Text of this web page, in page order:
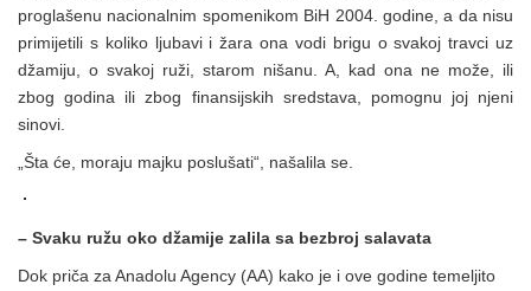
proglašenu nacionalnim spomenikom BiH 2004. godine, a da nisu
primijetili s koliko ljubavi i žara ona vodi brigu o svakoj travci uz
džamiju, o svakoj ruži, starom nišanu. A, kad ona ne može, ili
zbog godina ili zbog finansijskih sredstava, pomognu joj njeni
sinovi.
„Šta će, moraju majku poslušati“, našalila se.
– Svaku ružu oko džamije zalila sa bezbroj salavata
Dok priča za Anadolu Agency (AA) kako je i ove godine temeljito